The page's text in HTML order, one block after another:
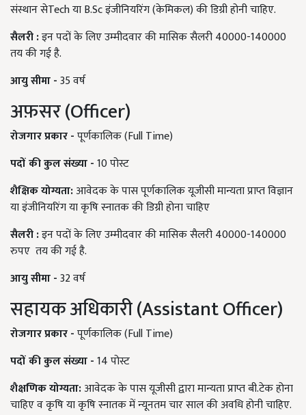
संस्थान सेTech या B.Sc इंजीनियरिंग (केमिकल) की डिग्री होनी चाहिए.
सैलरी:इन पदों के लिए उम्मीदवार की मासिक सैलरी 40000-140000
तय की गई है.
आयुसीमा-35 वर्ष
अफ़सर (Officer)
रोजगारप्रकार-पूर्णकालिक (Full Time)
पदोंकीकुलसंख्या-10 पोस्ट
शैक्षिकयोग्यता:आवेदक के पास पूर्णकालिक यूजीसी मान्यता प्राप्त विज्ञान
या इंजीनियरिंग या कृषि स्नातक की डिग्री होना चाहिए
सैलरी:इन पदों के लिए उम्मीदवार की मासिक सैलरी 40000-140000
रुपए तय की गई है.
आयुसीमा-32 वर्ष
सहायक अधिकारी (Assistant Officer)
रोजगारप्रकार-पूर्णकालिक (Full Time)
पदोंकीकुलसंख्या-14 पोस्ट
शैक्षणिकयोग्यता:आवेदक के पास यूजीसी द्वारा मान्यता प्राप्त बी.टेक होना
चाहिए व कृषि या कृषि स्नातक में न्यूनतम चार साल की अवधि होनी चाहिए.